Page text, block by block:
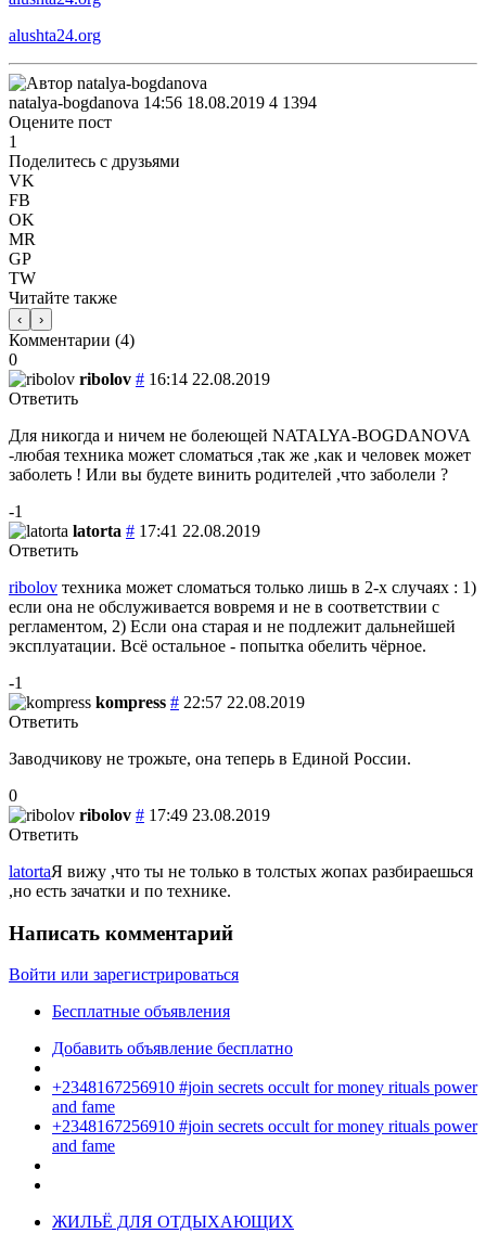
alushta24.org
natalya-bogdanova 14:56 18.08.2019 4 1394
Оцените пост
1
Поделитесь с друзьями
VK
FB
OK
MR
GP
TW
Читайте также
‹ ›
Комментарии (4)
0
ribolov # 16:14 22.08.2019
Ответить
Для никогда и ничем не болеющей NATALYA-BOGDANOVA
-любая техника может сломаться ,так же ,как и человек может
заболеть ! Или вы будете винить родителей ,что заболели ?
-1
latorta # 17:41 22.08.2019
Ответить
ribolov техника может сломаться только лишь в 2-х случаях : 1)
если она не обслуживается вовремя и не в соответствии с
регламентом, 2) Если она старая и не подлежит дальнейшей
эксплуатации. Всё остальное - попытка обелить чёрное.
-1
kompress # 22:57 22.08.2019
Ответить
Заводчикову не трожьте, она теперь в Единой России.
0
ribolov # 17:49 23.08.2019
Ответить
latortaЯ вижу ,что ты не только в толстых жопах разбираешься
,но есть зачатки и по технике.
Написать комментарий
Войти или зарегистрироваться
Бесплатные объявления
Добавить объявление бесплатно
+2348167256910 #join secrets occult for money rituals power
and fame
+2348167256910 #join secrets occult for money rituals power
and fame
ЖИЛЬЁ ДЛЯ ОТДЫХАЮЩИХ